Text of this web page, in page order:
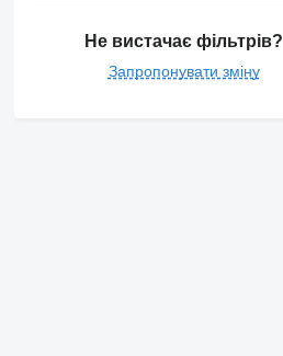
Не вистачає фільтрів?
Запропонувати зміну